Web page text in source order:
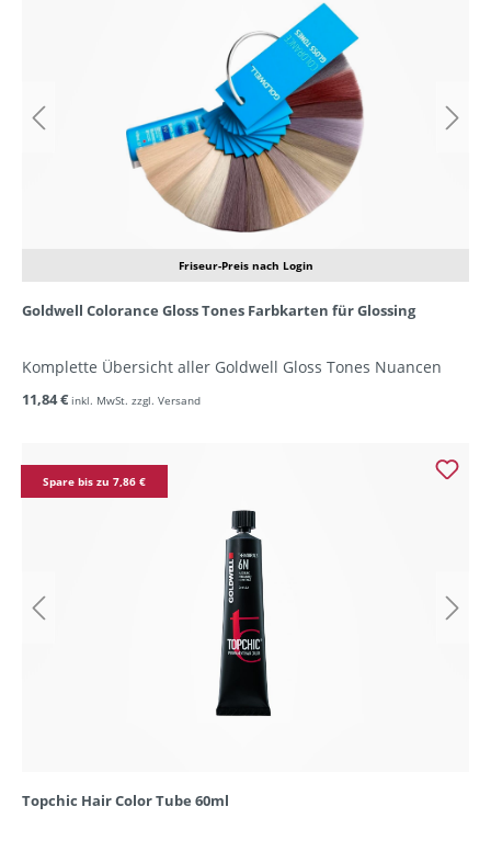
Friseur-Preis nach Login
Goldwell Colorance Gloss Tones Farbkarten für Glossing
Komplette Übersicht aller Goldwell Gloss Tones Nuancen
11,84 € inkl. MwSt. zzgl. Versand
Spare bis zu 7,86 €
Topchic Hair Color Tube 60ml